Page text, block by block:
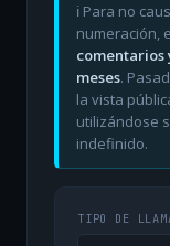
ℹ️ Para no
numeración,
comentarios
meses.
la vista
utilizándose
indefinido.
TIPO DE